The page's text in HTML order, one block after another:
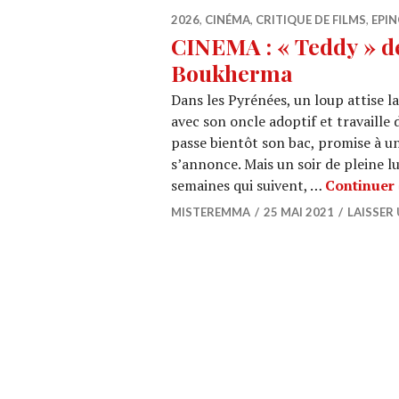
2026, CINÉMA, CRITIQUE DE FILMS,
CINEMA : « Teddy »
Boukherma
Dans les Pyrénées, un loup attise
avec son oncle adoptif et travaille
passe bientôt son bac, promise à
s’annonce. Mais un soir de pleine
semaines qui suivent, …
MISTEREMMA 25 MAI 2021